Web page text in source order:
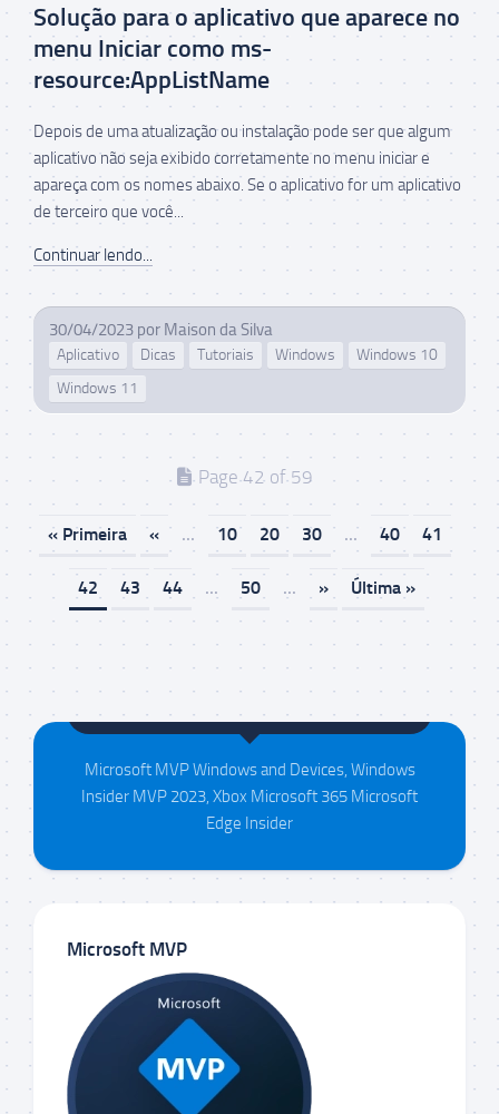
Solução para o aplicativo que aparece no
menu Iniciar como ms-
resource:AppListName
Depois de uma atualização ou instalação pode ser que algum
aplicativo não seja exibido corretamente no menu iniciar e
apareça com os nomes abaixo. Se o aplicativo for um aplicativo
de terceiro que você...
Continuar lendo...
30/04/2023 por Maison da Silva
Aplicativo Dicas Tutoriais Windows
Windows 10
Windows 11
Page 42 of 59
« Primeira « ... 10 20 30 ... 40 41
42 43 44 ... 50 ... » Última »
Maison da Silva
Microsoft MVP Windows and Devices, Windows
Insider MVP 2023, Xbox Microsoft 365 Microsoft
Edge Insider
Microsoft MVP